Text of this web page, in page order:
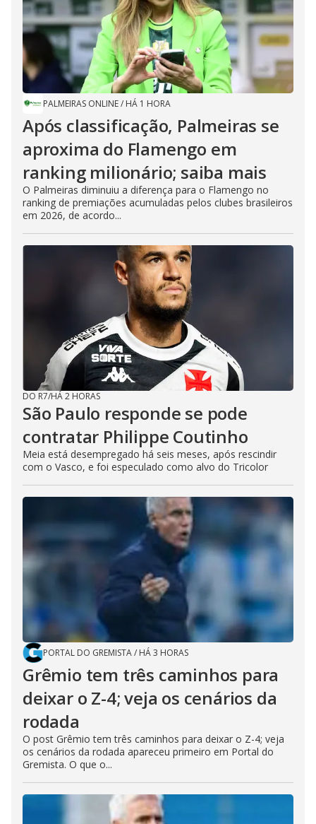
PALMEIRAS ONLINE/ HÁ 1 HORA
Após classificação, Palmeiras se
aproxima do Flamengo em
ranking milionário; saiba mais
O Palmeiras diminuiu a diferença para o Flamengo no
ranking de premiações acumuladas pelos clubes brasileiros
em 2026, de acordo...
DO R7/HÁ 2 HORAS
São Paulo responde se pode
contratar Philippe Coutinho
Meia está desempregado há seis meses, após rescindir
com o Vasco, e foi especulado como alvo do Tricolor
PORTAL DO GREMISTA/ HÁ 3 HORAS
Grêmio tem três caminhos para
deixar o Z-4; veja os cenários da
rodada
O post Grêmio tem três caminhos para deixar o Z-4; veja
os cenários da rodada apareceu primeiro em Portal do
Gremista. O que o...